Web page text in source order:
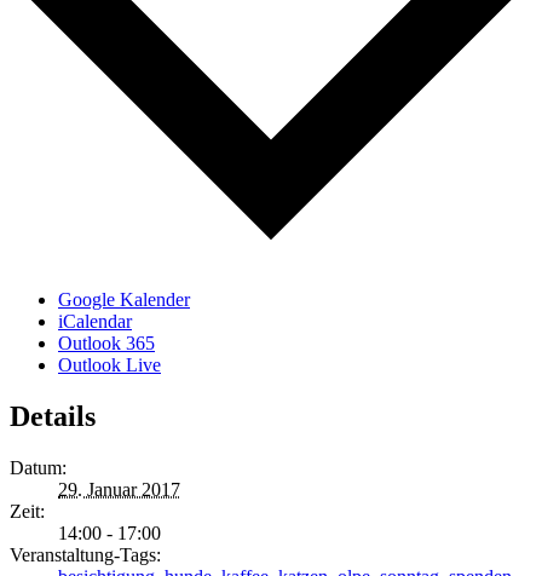
Google Kalender
iCalendar
Outlook 365
Outlook Live
Details
Datum:
29. Januar 2017
Zeit:
14:00 - 17:00
Veranstaltung-Tags: